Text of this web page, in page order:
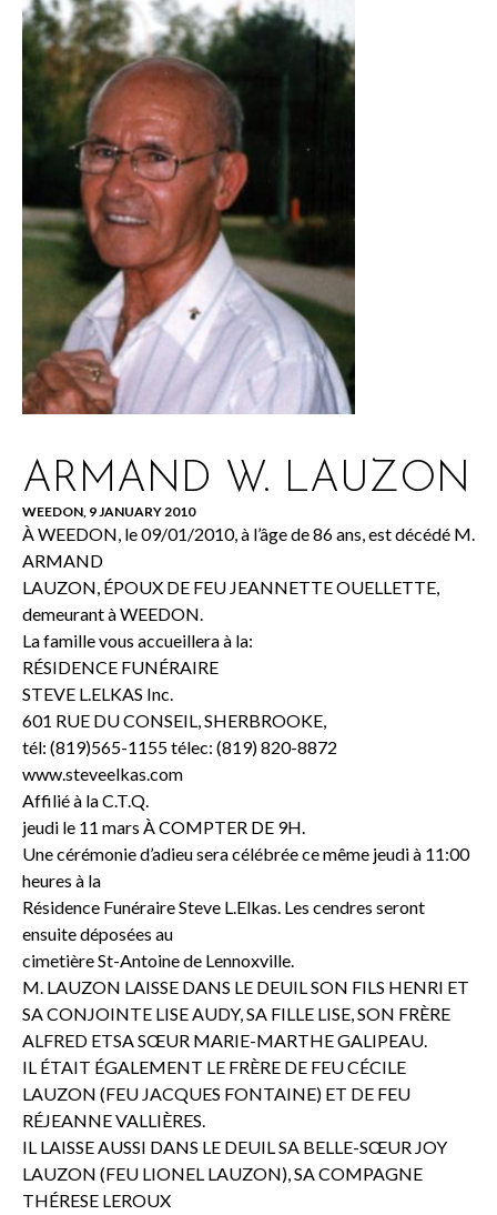
ARMAND W. LAUZON
WEEDON, 9 JANUARY 2010
À WEEDON, le 09/01/2010, à l’âge de 86 ans, est décédé M.
ARMAND
LAUZON, ÉPOUX DE FEU JEANNETTE OUELLETTE,
demeurant à WEEDON.
La famille vous accueillera à la:
RÉSIDENCE FUNÉRAIRE
STEVE L.ELKAS Inc.
601 RUE DU CONSEIL, SHERBROOKE,
tél: (819)565-1155 télec: (819) 820-8872
www.steveelkas.com
Affilié à la C.T.Q.
jeudi le 11 mars À COMPTER DE 9H.
Une cérémonie d’adieu sera célébrée ce même jeudi à 11:00
heures à la
Résidence Funéraire Steve L.Elkas. Les cendres seront
ensuite déposées au
cimetière St-Antoine de Lennoxville.
M. LAUZON LAISSE DANS LE DEUIL SON FILS HENRI ET
SA CONJOINTE LISE AUDY, SA FILLE LISE, SON FRÈRE
ALFRED ETSA SŒUR MARIE-MARTHE GALIPEAU.
IL ÉTAIT ÉGALEMENT LE FRÈRE DE FEU CÉCILE
LAUZON (FEU JACQUES FONTAINE) ET DE FEU
RÉJEANNE VALLIÈRES.
IL LAISSE AUSSI DANS LE DEUIL SA BELLE-SŒUR JOY
LAUZON (FEU LIONEL LAUZON), SA COMPAGNE
THÉRESE LEROUX